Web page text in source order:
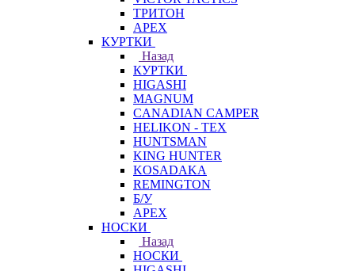
ТРИТОН
APEX
КУРТКИ
Назад
КУРТКИ
HIGASHI
MAGNUM
CANADIAN CAMPER
HELIKON - TEX
HUNTSMAN
KING HUNTER
KOSADAKA
REMINGTON
Б/У
APEX
НОСКИ
Назад
НОСКИ